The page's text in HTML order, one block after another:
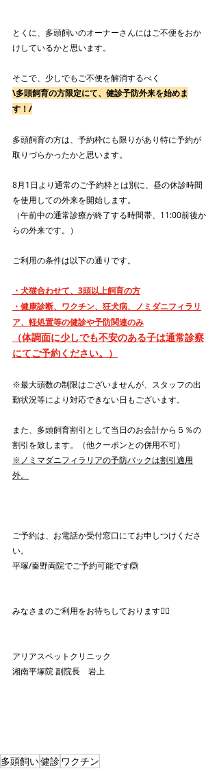
とくに、多頭飼いのオーナーさんにはご不便をおか
けしているかと思います。
そこで、少しでもご不便を解消するべく
\多頭飼育の方限定にて、健診予防外来を始めま
す！/
多頭飼育の方は、予約枠にも限りがあり特に予約が
取りづらかったかと思います。
8月1日より通常のご予約枠とは別に、昼の休診時間
を使用しての外来を開始します。
（午前中の通常診療が終了する時間帯、11:00前後か
らの外来です。）
ご利用の条件は以下の通りです。
・犬猫合わせて、3頭以上飼育の方
・健康診断、ワクチン、狂犬病、ノミダニフィラリ
ア、軽処置等の健診や予防関連のみ
（体調面に少しでも不安のある子は通常診察
にてご予約ください。）
※最大頭数の制限はございませんが、スタッフの出
勤状況等により対応できない日もございます。
また、多頭飼育割引として当日のお会計から５％の
割引を致します。（他クーポンとの併用不可）
※ノミマダニフィラリアの予防パックは割引適用
外。
ご予約は、お電話か受付窓口にてお申しつけくださ
い。
平塚/秦野両院でご予約可能です🙆
みなさまのご利用をお待ちしております🙂‍↕️
アリアスペットクリニック
湘南平塚院 副院長　岩上
多頭飼い健診ワクチン